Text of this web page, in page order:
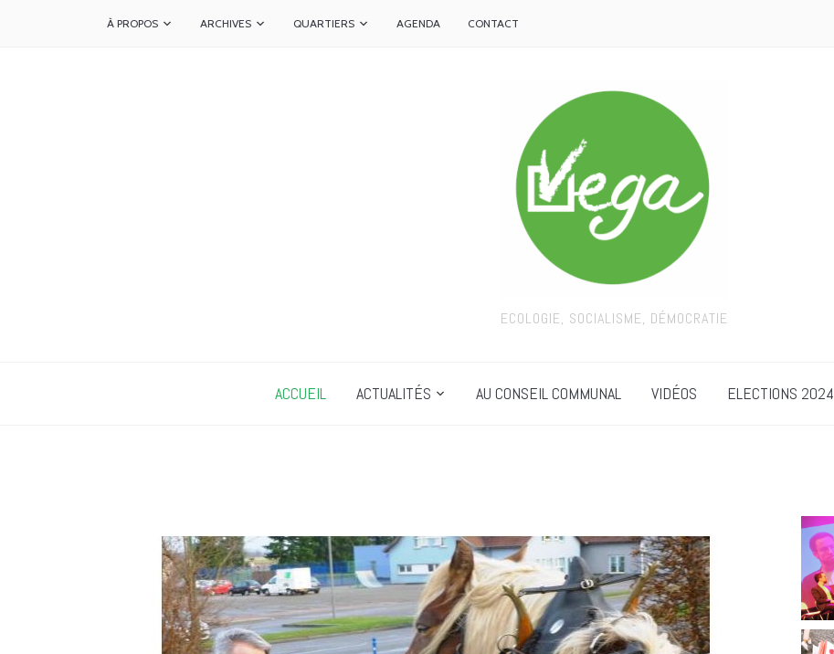
À PROPOS ARCHIVES QUARTIERS AGENDA CONTACT
ECOLOGIE, SOCIALISME, DÉMOCRATIE
ACCUEIL ACTUALITÉS AU CONSEIL COMMUNAL VIDÉOS ELECTIONS 2024